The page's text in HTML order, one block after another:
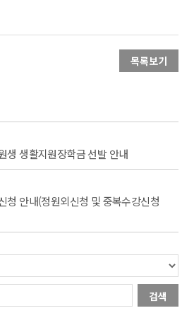
목록보기
생 생활지원장학금 선발 안내
청 안내(정원외신청 및 중복수강신청
검색